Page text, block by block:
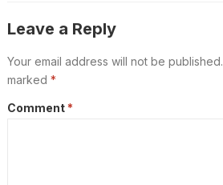
Leave a Reply
Your email address will not be published.
marked *
Comment *